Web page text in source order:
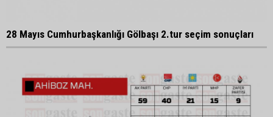
28 Mayıs Cumhurbaşkanlığı Gölbaşı 2.tur seçim sonuçları